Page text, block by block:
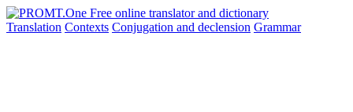
Translation Contexts Conjugation and declension Grammar